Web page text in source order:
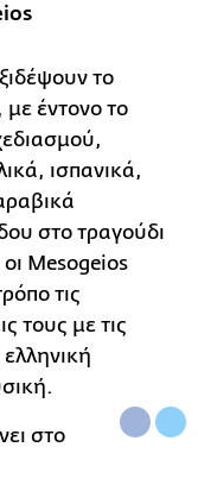
το
με έντονο το
ισπανικά,
στο τραγούδι
Mesogeios
τις
τους με τις